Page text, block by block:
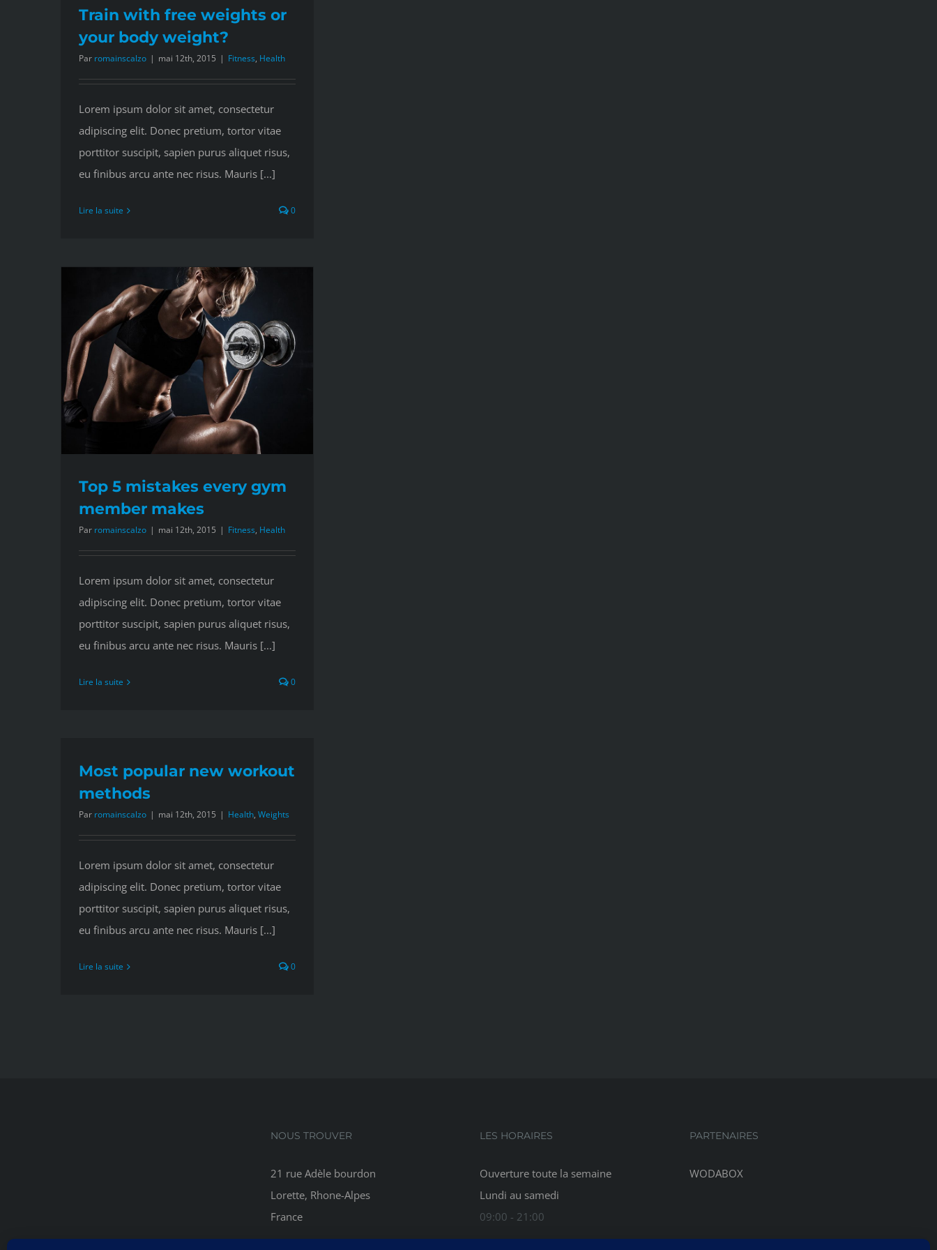
Train with free weights or
your body weight?
Par romainscalzo | mai 12th, 2015 | Fitness, Health
Lorem ipsum dolor sit amet, consectetur
adipiscing elit. Donec pretium, tortor vitae
porttitor suscipit, sapien purus aliquet risus,
eu finibus arcu ante nec risus. Mauris [...]
Lire la suite 0
Top 5 mistakes every gym
member makes
Par romainscalzo | mai 12th, 2015 | Fitness, Health
Lorem ipsum dolor sit amet, consectetur
adipiscing elit. Donec pretium, tortor vitae
porttitor suscipit, sapien purus aliquet risus,
eu finibus arcu ante nec risus. Mauris [...]
Lire la suite 0
Most popular new workout
methods
Par romainscalzo | mai 12th, 2015 | Health, Weights
Lorem ipsum dolor sit amet, consectetur
adipiscing elit. Donec pretium, tortor vitae
porttitor suscipit, sapien purus aliquet risus,
eu finibus arcu ante nec risus. Mauris [...]
Lire la suite 0
NOUS TROUVER
21 rue Adèle bourdon
Lorette, Rhone-Alpes
France
LES HORAIRES
Ouverture toute la semaine
Lundi au samedi
09:00 - 21:00
PARTENAIRES
WODABOX